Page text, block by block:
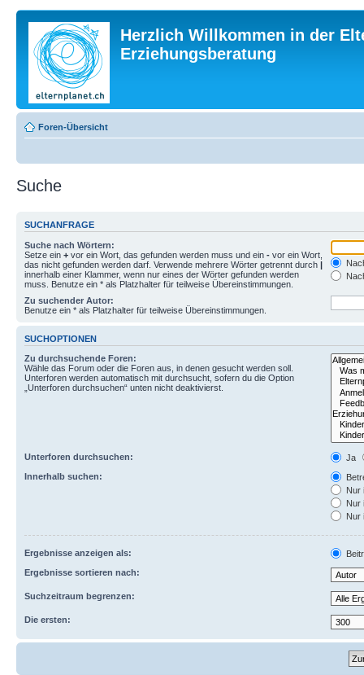
Herzlich Willkommen in der
Erziehungsberatung
Foren-Übersicht
Suche
SUCHANFRAGE
Suche nach Wörtern:
Setze ein + vor ein Wort, das gefunden werden muss und ein - vor ein Wort,
das nicht gefunden werden darf. Verwende mehrere Wörter getrennt durch |
innerhalb einer Klammer, wenn nur eines der Wörter gefunden werden
muss. Benutze ein * als Platzhalter für teilweise Übereinstimmungen.
Zu suchender Autor:
Benutze ein * als Platzhalter für teilweise Übereinstimmungen.
SUCHOPTIONEN
Zu durchsuchende Foren:
Wähle das Forum oder die Foren aus, in denen gesucht werden soll.
Unterforen werden automatisch mit durchsucht, sofern du die Option
„Unterforen durchsuchen“ unten nicht deaktivierst.
Unterforen durchsuchen:
Ja
Innerhalb suchen:
Nur
Nur
Nur
Ergebnisse anzeigen als:
Ergebnisse sortieren nach:
Suchzeitraum begrenzen:
Die ersten: